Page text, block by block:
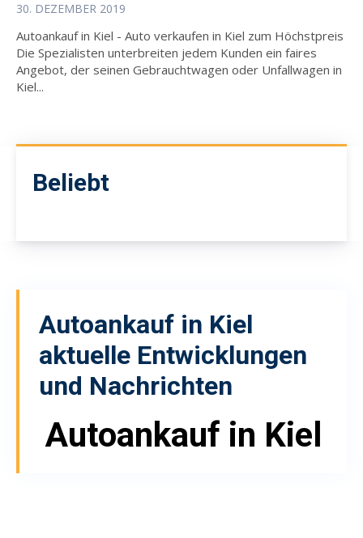
30. DEZEMBER 2019
Autoankauf in Kiel - Auto verkaufen in Kiel zum Höchstpreis
Die Spezialisten unterbreiten jedem Kunden ein faires
Angebot, der seinen Gebrauchtwagen oder Unfallwagen in
Kiel...
Beliebt
Autoankauf in Kiel
aktuelle Entwicklungen
und Nachrichten
Autoankauf in Kiel